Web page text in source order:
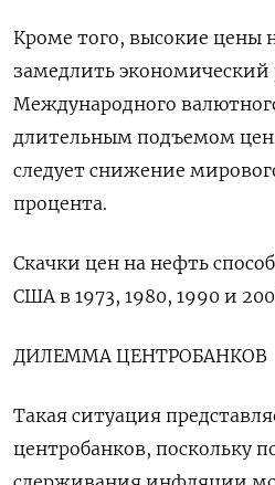
Кроме того, высокие цены
замедлить экономический
Международного
длительным подъемом цен
следует снижение
процента.
Скачки цен на нефть
США в 1973, 1980, 1990 и
ДИЛЕММА ЦЕНТРОБАНКОВ
Такая ситуация
центробанков, поскольку